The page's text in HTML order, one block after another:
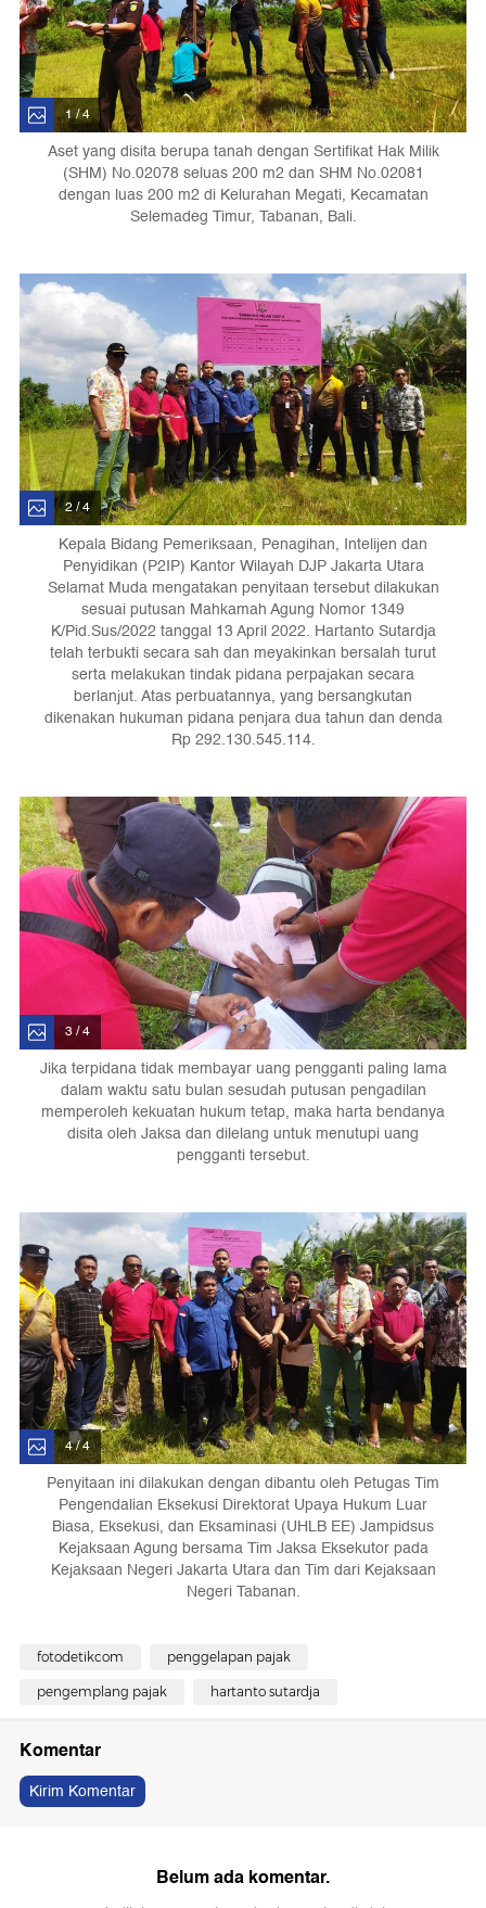
1 / 4
Aset yang disita berupa tanah dengan Sertifikat Hak Milik
(SHM) No.02078 seluas 200 m2 dan SHM No.02081
dengan luas 200 m2 di Kelurahan Megati, Kecamatan
Selemadeg Timur, Tabanan, Bali.
2 / 4
Kepala Bidang Pemeriksaan, Penagihan, Intelijen dan
Penyidikan (P2IP) Kantor Wilayah DJP Jakarta Utara
Selamat Muda mengatakan penyitaan tersebut dilakukan
sesuai putusan Mahkamah Agung Nomor 1349
K/Pid.Sus/2022 tanggal 13 April 2022. Hartanto Sutardja
telah terbukti secara sah dan meyakinkan bersalah turut
serta melakukan tindak pidana perpajakan secara
berlanjut. Atas perbuatannya, yang bersangkutan
dikenakan hukuman pidana penjara dua tahun dan denda
Rp 292.130.545.114.
3 / 4
Jika terpidana tidak membayar uang pengganti paling lama
dalam waktu satu bulan sesudah putusan pengadilan
memperoleh kekuatan hukum tetap, maka harta bendanya
disita oleh Jaksa dan dilelang untuk menutupi uang
pengganti tersebut.
4 / 4
Penyitaan ini dilakukan dengan dibantu oleh Petugas Tim
Pengendalian Eksekusi Direktorat Upaya Hukum Luar
Biasa, Eksekusi, dan Eksaminasi (UHLB EE) Jampidsus
Kejaksaan Agung bersama Tim Jaksa Eksekutor pada
Kejaksaan Negeri Jakarta Utara dan Tim dari Kejaksaan
Negeri Tabanan.
fotodetikcom penggelapan pajak
pengemplang pajak hartanto sutardja
Komentar
Kirim Komentar
Belum ada komentar.